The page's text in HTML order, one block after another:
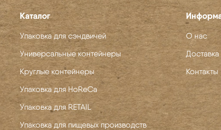
Каталог
Упаковка для сэндвичей
Универсальные контейнеры
Круглые контейнеры
Упаковка для HoReCa
Упаковка для RETAIL
Упаковка для пищевых производств
О нас
Доставка
Контакты